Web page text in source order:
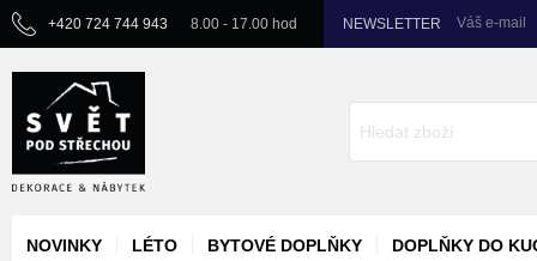
+420 724 744 943 8.00 - 17.00 hod NEWSLETTER Váš e-mail
NOVINKY LÉTO BYTOVÉ DOPLŇKY DOPLŇKY DO